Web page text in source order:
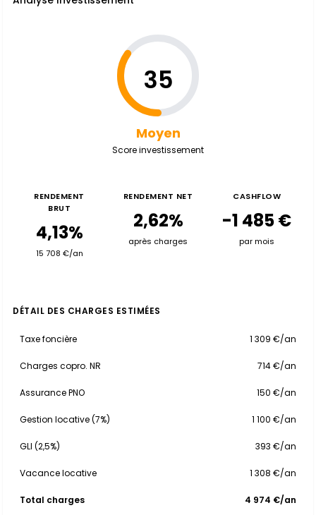
35
Moyen
Score investissement
RENDEMENT
BRUT
4,13%
15 708 €/an
RENDEMENT NET
2,62%
après charges
CASHFLOW
-1 485 €
par mois
DÉTAIL DES CHARGES ESTIMÉES
Taxe foncière 1 309 €/an
Charges copro. NR 714 €/an
Assurance PNO 150 €/an
Gestion locative (7%) 1 100 €/an
GLI (2,5%) 393 €/an
Vacance locative 1 308 €/an
Total charges 4 974 €/an